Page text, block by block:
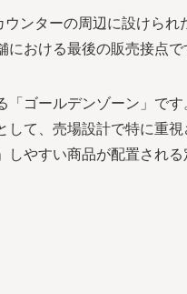
ウンターの周辺に設けら
おける最後の販売接点で
ゴールデンゾーン」で
して、売場設計で特に重
やすい商品が配置される